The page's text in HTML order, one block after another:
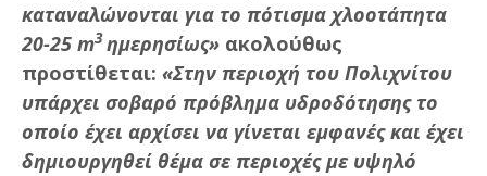
καταναλώνονται για το πότισμα χλοοτάπητα
20-25 m3ημερησίως» ακολούθως
προστίθεται: «Στην περιοχή του Πολιχνίτου
υπάρχει σοβαρό πρόβλημα υδροδότησης το
οποίο έχει αρχίσει να γίνεται εμφανές και έχει
δημιουργηθεί θέμα σε περιοχές με υψηλό